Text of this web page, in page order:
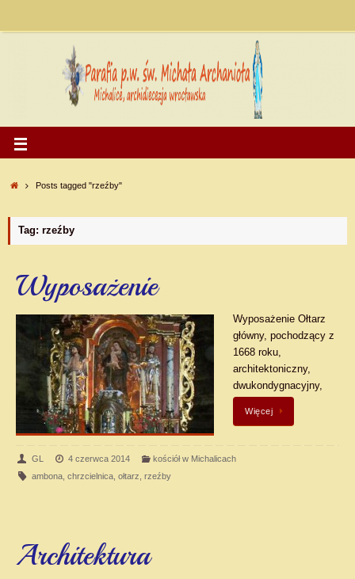
Posts tagged "rzeźby"
Tag: rzeźby
Wyposażenie
Wyposażenie Ołtarz
główny, pochodzący z
1668 roku,
architektoniczny,
dwukondygnacyjny,
Więcej
GL 4 czerwca 2014
kościół w Michalicach
ambona, chrzcielnica, ołtarz rzeźby
Architektura